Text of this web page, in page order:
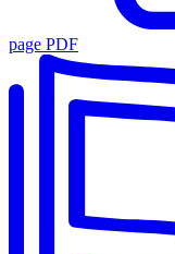
page PDF